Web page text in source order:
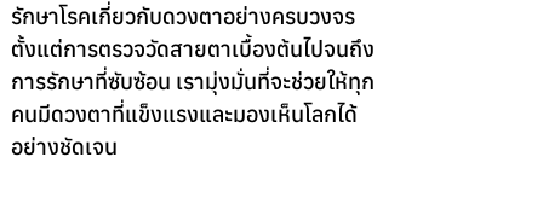
รักษาโรคเกี่ยวกับดวงตาอย่างครบวงจร
ตั้งแต่การตรวจวัดสายตาเบื้องต้นไปจนถึง
การรักษาที่ซับซ้อน เรามุ่งมั่นที่จะช่วยให้ทุก
คนมีดวงตาที่แข็งแรงและมองเห็นโลกได้
อย่างชัดเจน